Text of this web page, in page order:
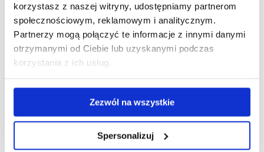
korzystasz z naszej witryny, udostępniamy partnerom
społecznościowym, reklamowym i analitycznym.
Partnerzy mogą połączyć te informacje z innymi danymi
otrzymanymi od Ciebie lub uzyskanymi podczas
korzystania z ich usług.
Zezwól na wszystkie
Spersonalizuj
Na podstawie propozycji Instytutu Archeologii:
03.03.2026 -dr hab. prof.UR Katarzyna Trybała-Zawiślak
„Echo Scytów, szept Grecji. Dziedzictwo grodziska
w Chotyńcu na archeologicznej mapie Podkarpacia.”
"Znalezione blisko, przybyły z daleka - opowieść
o srebrnej głowie byka z Sanu w Radymnie i brązowym
naczyniu z Przemyśla-Kazanowa."